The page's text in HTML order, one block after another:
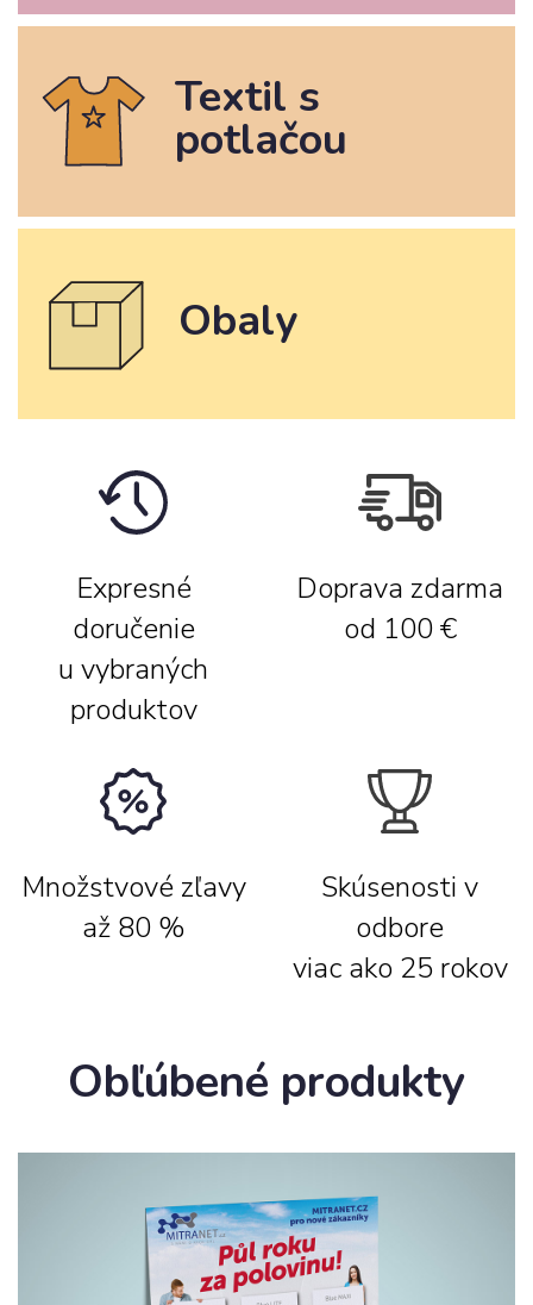
Textil s
potlačou
Obaly
Expresné
doručenie
u vybraných
produktov
Doprava zdarma
od 100 €
Množstvové zľavy
až 80 %
Skúsenosti v
odbore
viac ako 25 rokov
Obľúbené produkty